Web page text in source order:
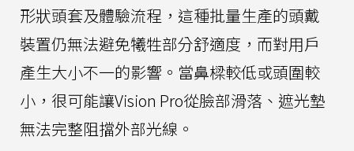
形狀頭套及體驗流程，這種批量生產的頭戴
裝置仍無法避免犧牲部分舒適度，而對用戶
產生大小不一的影響。當鼻樑較低或頭圍較
小，很可能讓Vision Pro從臉部滑落、遮光墊
無法完整阻擋外部光線。